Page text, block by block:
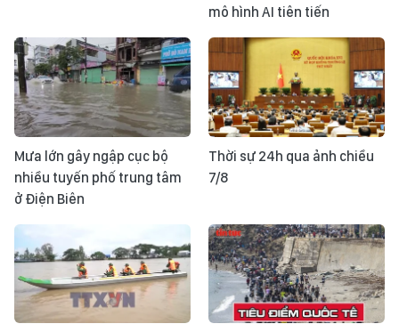
mô hình AI tiên tiến
Mưa lớn gây ngập cục bộ
nhiều tuyến phố trung tâm
ở Điện Biên
Thời sự 24h qua ảnh chiều
7/8